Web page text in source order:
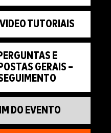
VIDEO TUTORIAIS
PERGUNTAS E
GERAIS –
DO EVENTO